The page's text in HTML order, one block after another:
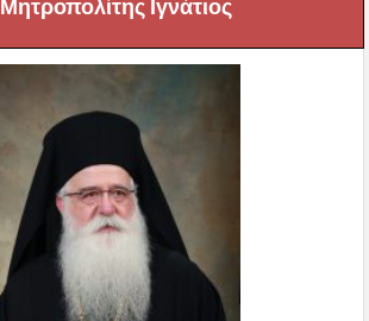
Μητροπολίτης Ιγνάτιος